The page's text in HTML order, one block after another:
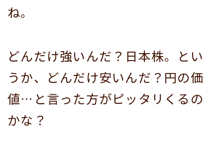
ね。
どんだけ強いんだ？日本株。とい
うか、どんだけ安いんだ？円の価
値…と言った方がピッタリくるの
かな？